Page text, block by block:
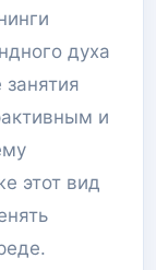
духа
и
этот вид